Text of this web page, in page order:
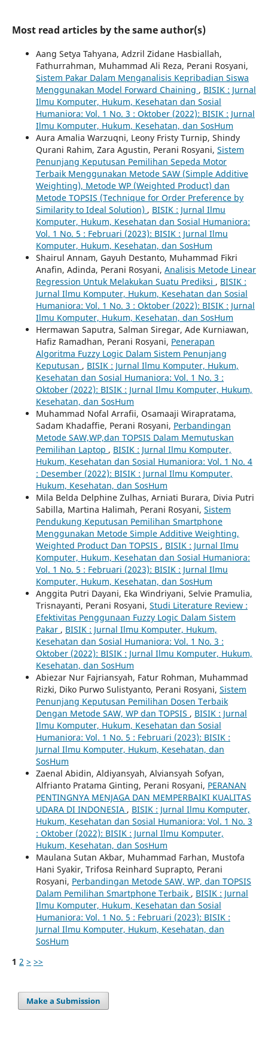
Most read articles by the same author(s)
Aang Setya Tahyana, Adzril Zidane Hasbiallah,
Fathurrahman, Muhammad Ali Reza, Perani Rosyani,
Sistem Pakar Dalam Menganalisis Kepribadian Siswa
Menggunakan Model Forward Chaining , BISIK : Jurnal
Ilmu Komputer, Hukum, Kesehatan dan Sosial
Humaniora: Vol. 1 No. 3 : Oktober (2022): BISIK : Jurnal
Ilmu Komputer, Hukum, Kesehatan, dan SosHum
Aura Amalia Warzuqni, Leony Fristy Turnip, Shindy
Qurani Rahim, Zara Agustin, Perani Rosyani, Sistem
Penunjang Keputusan Pemilihan Sepeda Motor
Terbaik Menggunakan Metode SAW (Simple Additive
Weighting), Metode WP (Weighted Product) dan
Metode TOPSIS (Technique for Order Preference by
Similarity to Ideal Solution) , BISIK : Jurnal Ilmu
Komputer, Hukum, Kesehatan dan Sosial Humaniora:
Vol. 1 No. 5 : Februari (2023): BISIK : Jurnal Ilmu
Komputer, Hukum, Kesehatan, dan SosHum
Shairul Annam, Gayuh Destanto, Muhammad Fikri
Anafin, Adinda, Perani Rosyani, Analisis Metode Linear
Regression Untuk Melakukan Suatu Prediksi , BISIK :
Jurnal Ilmu Komputer, Hukum, Kesehatan dan Sosial
Humaniora: Vol. 1 No. 3 : Oktober (2022): BISIK : Jurnal
Ilmu Komputer, Hukum, Kesehatan, dan SosHum
Hermawan Saputra, Salman Siregar, Ade Kurniawan,
Hafiz Ramadhan, Perani Rosyani, Penerapan
Algoritma Fuzzy Logic Dalam Sistem Penunjang
Keputusan , BISIK : Jurnal Ilmu Komputer, Hukum,
Kesehatan dan Sosial Humaniora: Vol. 1 No. 3 :
Oktober (2022): BISIK : Jurnal Ilmu Komputer, Hukum,
Kesehatan, dan SosHum
Muhammad Nofal Arrafii, Osamaaji Wirapratama,
Sadam Khadaffie, Perani Rosyani, Perbandingan
Metode SAW,WP,dan TOPSIS Dalam Memutuskan
Pemilihan Laptop , BISIK : Jurnal Ilmu Komputer,
Hukum, Kesehatan dan Sosial Humaniora: Vol. 1 No. 4
: Desember (2022): BISIK : Jurnal Ilmu Komputer,
Hukum, Kesehatan, dan SosHum
Mila Belda Delphine Zulhas, Arniati Burara, Divia Putri
Sabilla, Martina Halimah, Perani Rosyani, Sistem
Pendukung Keputusan Pemilihan Smartphone
Menggunakan Metode Simple Additive Weighting,
Weighted Product Dan TOPSIS , BISIK : Jurnal Ilmu
Komputer, Hukum, Kesehatan dan Sosial Humaniora:
Vol. 1 No. 5 : Februari (2023): BISIK : Jurnal Ilmu
Komputer, Hukum, Kesehatan, dan SosHum
Anggita Putri Dayani, Eka Windriyani, Selvie Pramulia,
Trisnayanti, Perani Rosyani, Studi Literature Review :
Efektivitas Penggunaan Fuzzy Logic Dalam Sistem
Pakar , BISIK : Jurnal Ilmu Komputer, Hukum,
Kesehatan dan Sosial Humaniora: Vol. 1 No. 3 :
Oktober (2022): BISIK : Jurnal Ilmu Komputer, Hukum,
Kesehatan, dan SosHum
Abiezar Nur Fajriansyah, Fatur Rohman, Muhammad
Rizki, Diko Purwo Sulistyanto, Perani Rosyani, Sistem
Penunjang Keputusan Pemilihan Dosen Terbaik
Dengan Metode SAW, WP dan TOPSIS , BISIK : Jurnal
Ilmu Komputer, Hukum, Kesehatan dan Sosial
Humaniora: Vol. 1 No. 5 : Februari (2023): BISIK :
Jurnal Ilmu Komputer, Hukum, Kesehatan, dan
SosHum
Zaenal Abidin, Aldiyansyah, Alviansyah Sofyan,
Alfrianto Pratama Ginting, Perani Rosyani, PERANAN
PENTINGNYA MENJAGA DAN MEMPERBAIKI KUALITAS
UDARA DI INDONESIA , BISIK : Jurnal Ilmu Komputer,
Hukum, Kesehatan dan Sosial Humaniora: Vol. 1 No. 3
: Oktober (2022): BISIK : Jurnal Ilmu Komputer,
Hukum, Kesehatan, dan SosHum
Maulana Sutan Akbar, Muhammad Farhan, Mustofa
Hani Syakir, Trifosa Reinhard Suprapto, Perani
Rosyani, Perbandingan Metode SAW, WP, dan TOPSIS
Dalam Pemilihan Smartphone Terbaik , BISIK : Jurnal
Ilmu Komputer, Hukum, Kesehatan dan Sosial
Humaniora: Vol. 1 No. 5 : Februari (2023): BISIK :
Jurnal Ilmu Komputer, Hukum, Kesehatan, dan
SosHum
1 2 > >>
Make a Submission